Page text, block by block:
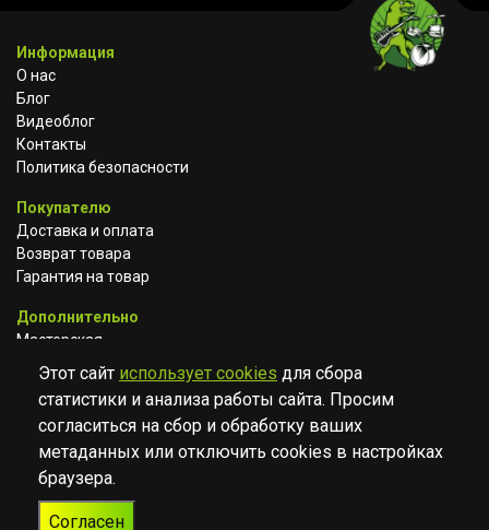
Информация
О нас
Блог
Видеоблог
Контакты
Политика безопасности
Покупателю
Доставка и оплата
Возврат товара
Гарантия на товар
Дополнительно
Мастерская
Сотрудничество
YOUTUBE
© Музыкальный магазин Muzik Room, 2023-2026
Этот сайт использует cookies для сбора
статистики и анализа работы сайта. Просим
согласиться на сбор и обработку ваших
метаданных или отключить cookies в настройках
браузера.
Согласен